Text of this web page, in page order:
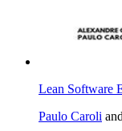
Lean Software
Paulo Caroli and